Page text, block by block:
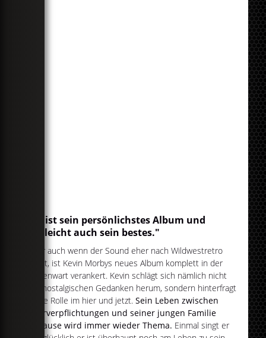
"Es ist sein persönlichstes Album und
vielleicht auch sein bestes."
Aber auch wenn der Sound eher nach Wildwestretro
klingt, ist Kevin Morbys neues Album komplett in der
Gegenwart verankert. Kevin schlägt sich nämlich nicht
mit nostalgischen Gedanken herum, sondern hinterfragt
seine Rolle im hier und jetzt.Sein Leben zwischen
Tourverpflichtungen und seiner jungen Familie
zuhause wird immer wieder Thema. Einmal singt er